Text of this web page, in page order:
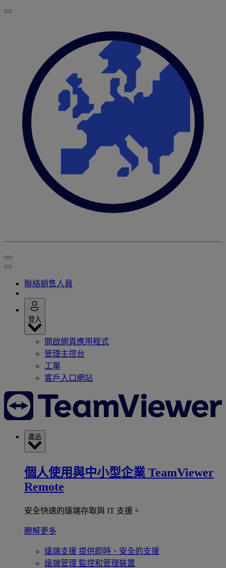
聯絡銷售人員
登入
開啟網頁應用程式
管理主控台
工單
客戶入口網站
產品
個人使用與中小型企業 TeamViewer
Remote
安全快速的遠端存取與 IT 支援。
瞭解更多
遠端支援 提供即時、安全的支援
遠端管理 監控和管理裝置